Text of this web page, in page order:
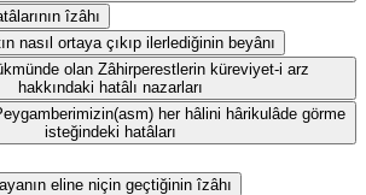
îzâhı
nasıl ortaya çıkıp ilerlediğinin beyânı
olan Zâhirperestlerin küreviyet-i arz
hakkındaki hatâlı nazarları
her hâlini hârikulâde görme
isteğindeki hatâları
eline niçin geçtiğinin îzâhı